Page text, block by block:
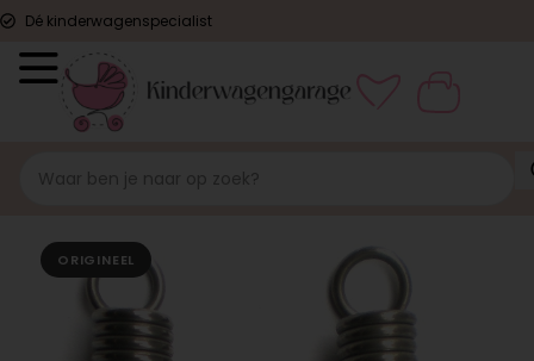
Dé kinderwagenspecialist
ORIGINEEL